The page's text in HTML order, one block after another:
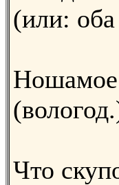
(или:
Ношамое
Что